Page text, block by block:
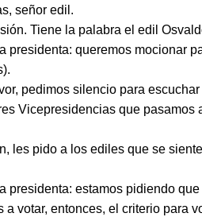
señor edil.
Tiene la palabra el edil
presidenta: queremos mocionar
pedimos silencio para
Vicepresidencias que pasamos
les pido a los ediles que se
presidenta: estamos pidiendo
a votar, entonces, el criterio para